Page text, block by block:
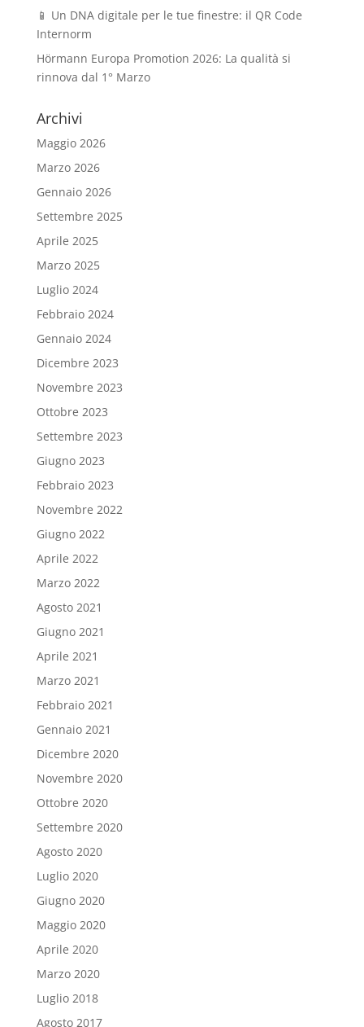
📱 Un DNA digitale per le tue finestre: il QR Code
Internorm
Hörmann Europa Promotion 2026: La qualità si
rinnova dal 1° Marzo
Archivi
Maggio 2026
Marzo 2026
Gennaio 2026
Settembre 2025
Aprile 2025
Marzo 2025
Luglio 2024
Febbraio 2024
Gennaio 2024
Dicembre 2023
Novembre 2023
Ottobre 2023
Settembre 2023
Giugno 2023
Febbraio 2023
Novembre 2022
Giugno 2022
Aprile 2022
Marzo 2022
Agosto 2021
Giugno 2021
Aprile 2021
Marzo 2021
Febbraio 2021
Gennaio 2021
Dicembre 2020
Novembre 2020
Ottobre 2020
Settembre 2020
Agosto 2020
Luglio 2020
Giugno 2020
Maggio 2020
Aprile 2020
Marzo 2020
Luglio 2018
Agosto 2017